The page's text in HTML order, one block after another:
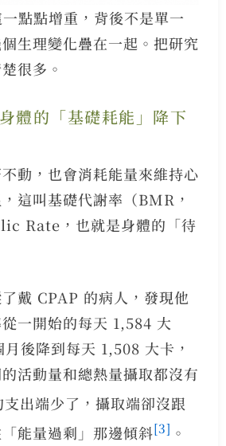
點點增重，背後不是單一
生理變化疊在一起。把研究
很多。
體的「基礎耗能」降下
動，也會消耗能量來維持心
這叫基礎代謝率（BMR，
Rate，也就是身體的「待
戴 CPAP 的病人，發現他
一開始的每天 1,584 大
後降到每天 1,508 大卡，
活動量和總熱量攝取都沒有
支出端少了，攝取端卻沒跟
能量過剩」那邊傾斜[3] 。